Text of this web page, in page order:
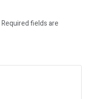
Required fields are